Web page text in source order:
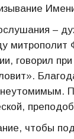
–
митрополит
говорил
чтобы